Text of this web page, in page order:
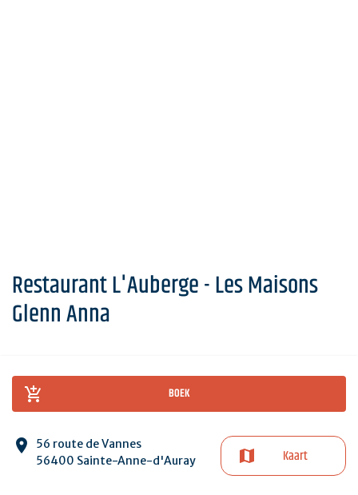
Restaurant L'Auberge - Les Maisons
Glenn Anna
BOEK
56 route de Vannes
56400 Sainte-Anne-d'Auray
Kaart